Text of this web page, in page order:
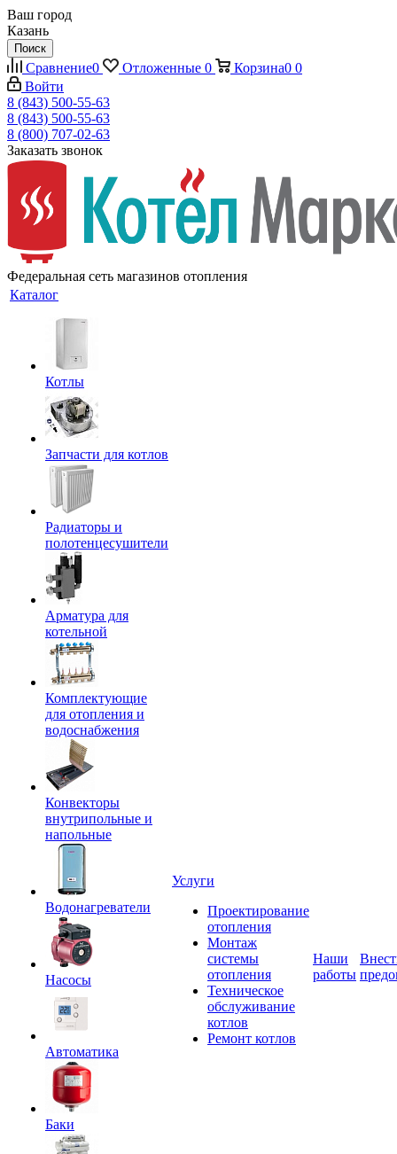
Ваш город
Казань
Поиск
Сравнение0 Отложенные 0 Корзина0 0
Войти
8 (843) 500-55-63
8 (843) 500-55-63
8 (800) 707-02-63
Заказать звонок
Федеральная сеть магазинов отопления
Каталог
Котлы
Запчасти для котлов
Радиаторы и
полотенцесушители
Арматура для
котельной
Комплектующие
для отопления и
водоснабжения
Конвекторы
внутрипольные и
напольные
Водонагреватели
Насосы
Автоматика
Баки
Услуги
Проектирование
отопления
Монтаж
системы
отопления
Техническое
обслуживание
котлов
Ремонт котлов
Наши
работы